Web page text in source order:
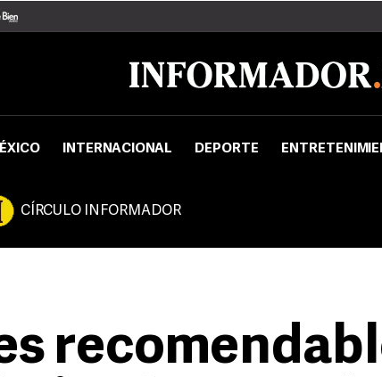
INTERNACIONAL DEPORTE
CÍRCULO INFORMADOR